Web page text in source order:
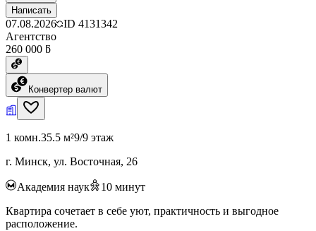
Написать
07.08.2026 ID 4131342
Агентство
260 000 ƃ
Конвертер валют
1 комн.35.5 м²9/9 этаж
г. Минск, ул. Восточная, 26
Академия наук 10 минут
Квартира сочетает в себе уют, практичность и выгодное
расположение.